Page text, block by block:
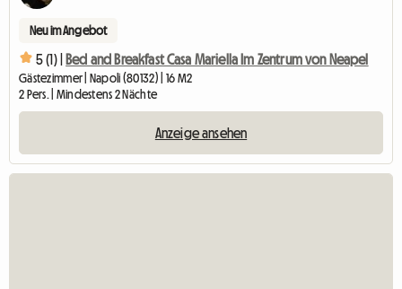
Neu im Angebot
5 (1) | Bed and Breakfast Casa Mariella Im Zentrum von Neapel
Gästezimmer | Napoli (80132) | 16 M2
2 Pers. | Mindestens 2 Nächte
Anzeige ansehen